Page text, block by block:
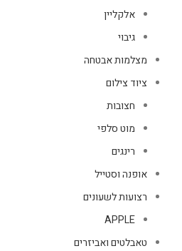
אלקליין
גיבוי
מצלמות אבטחה
ציוד צילום
חצובות
מוט סלפי
רינגים
אופנה וסטייל
רצועות לשעונים
APPLE
טאבלטים ואביזרים